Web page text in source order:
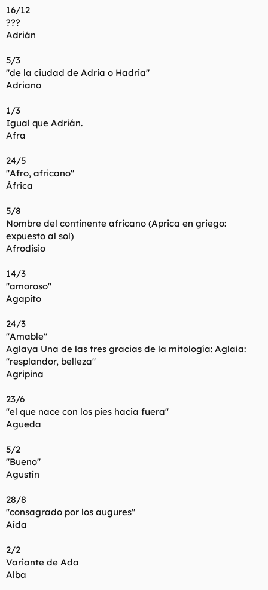
16/12
???
Adrián
5/3
"de la ciudad de Adria o Hadria"
Adriano
1/3
Igual que Adrián.
Afra
24/5
"Afro, africano"
África
5/8
Nombre del continente africano (Aprica en griego:
expuesto al sol)
Afrodisio
14/3
"amoroso"
Agapito
24/3
"Amable"
Aglaya Una de las tres gracias de la mitología: Aglaía:
"resplandor, belleza"
Agripina
23/6
"el que nace con los pies hacia fuera"
Agueda
5/2
"Bueno"
Agustín
28/8
"consagrado por los augures"
Aída
2/2
Variante de Ada
Alba